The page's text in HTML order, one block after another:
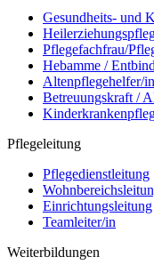
Gesundheits- und
Pflegefachfrau/
Hebamme /
Altenpflegehelfer/in
Betreuungskraft /
Pflegeleitung
Pflegedienstleitung
Einrichtungsleitung
Teamleiter/in
Weiterbildungen